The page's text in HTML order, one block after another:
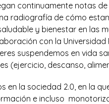
continuamente notas
radiografía de cómo
y bienestar en las
con la
suspendemos en vida
(ejercicio, descanso,
en la sociedad 2.0, en la
e incluso